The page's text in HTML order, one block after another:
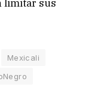
limitar sus
Mexicali